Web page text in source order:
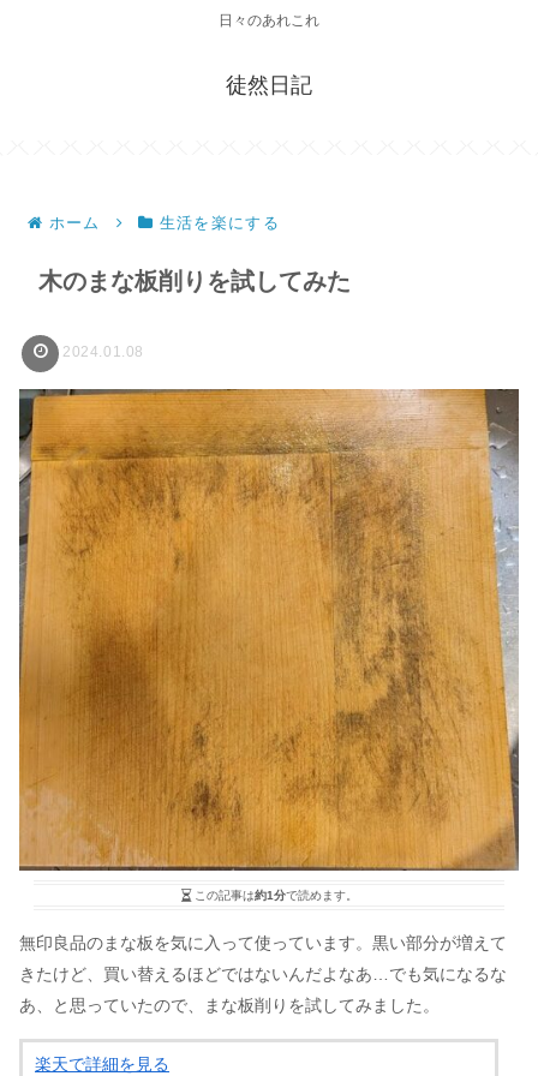
日々のあれこれ
徒然日記
ホーム 生活を楽にする
木のまな板削りを試してみた
2024.01.08
この記事は約1分で読めます。
無印良品のまな板を気に入って使っています。黒い部分が増えて
きたけど、買い替えるほどではないんだよなあ…でも気になるな
あ、と思っていたので、まな板削りを試してみました。
楽天で詳細を見る